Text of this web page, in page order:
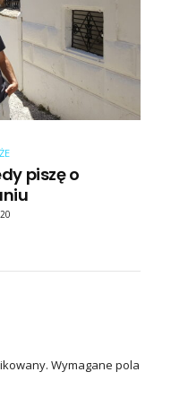
piszę o
Wymagane pola